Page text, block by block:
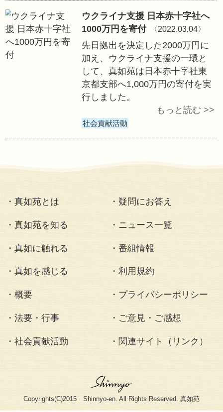
廻向法要 〈
苑主・伊藤真聰
院において春季
切万霊衷心廻向
した。
法要・行事
廻向法要にて苑
〈2022.03.04〉
苑主・伊藤真聰
向法要にて導師
護摩に重ねてウ
りを運び、世界
ージを送りました